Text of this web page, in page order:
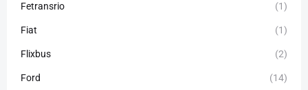
Fetransrio (1)
Fiat (1)
Flixbus (2)
Ford (14)